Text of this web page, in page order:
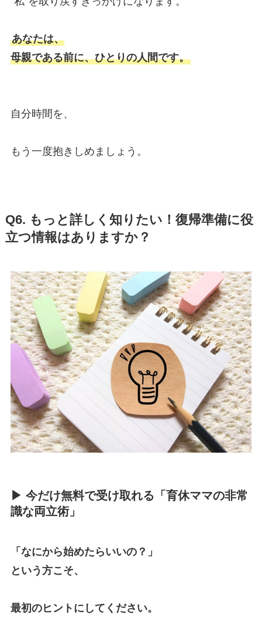
あなたは、
母親である前に、ひとりの人間です。
自分時間を、
もう一度抱きしめましょう。
Q6. もっと詳しく知りたい！復帰準備に役
立つ情報はありますか？
▶ 今だけ無料で受け取れる「育休ママの非常
識な両立術」
「なにから始めたらいいの？」
という方こそ、
最初のヒントにしてください。